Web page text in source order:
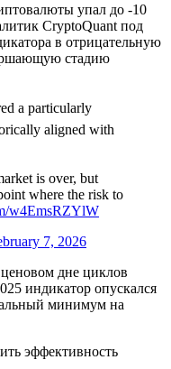
упал до -10
CryptoQuant под
в отрицательную
стадию
a particularly
aligned with
is over, but
where the risk to
w4EmsRZYlW
7, 2026
дне циклов
индикатор опускался
минимум на
эффективность